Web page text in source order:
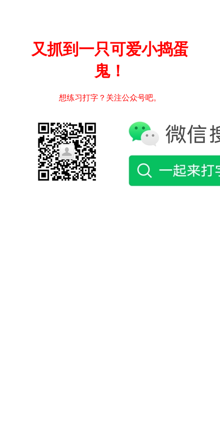
又抓到一只可爱小捣蛋
鬼！
想练习打字？关注公众号吧。